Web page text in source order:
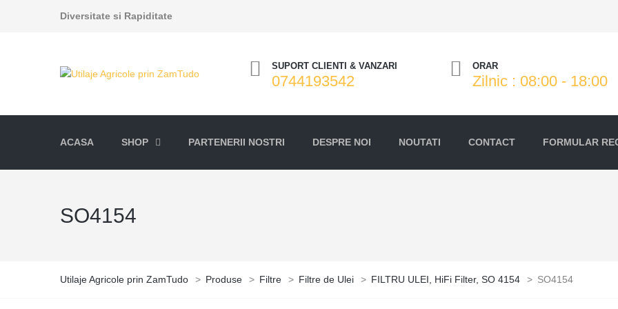
Diversitate si Rapiditate
SUPORT CLIENTI & VANZARI
0744193542
ORAR
Zilnic : 08:00 - 18:00
ACASA SHOP PARTENERII NOSTRI DESPRE NOI NOUTATI CONTACT FORMULAR
SO4154
Utilaje Agricole prin ZamTudo > Produse > Filtre > Filtre de Ulei > FILTRU ULEI, HiFi Filter, SO 4154 > SO4154